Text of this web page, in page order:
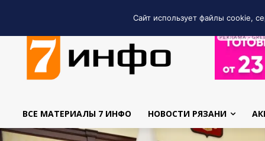
РЕКЛАМА •
ВСЕ МАТЕРИАЛЫ 7 ИНФО НОВОСТИ РЯЗАНИ
Сайт использует файлы cookie,